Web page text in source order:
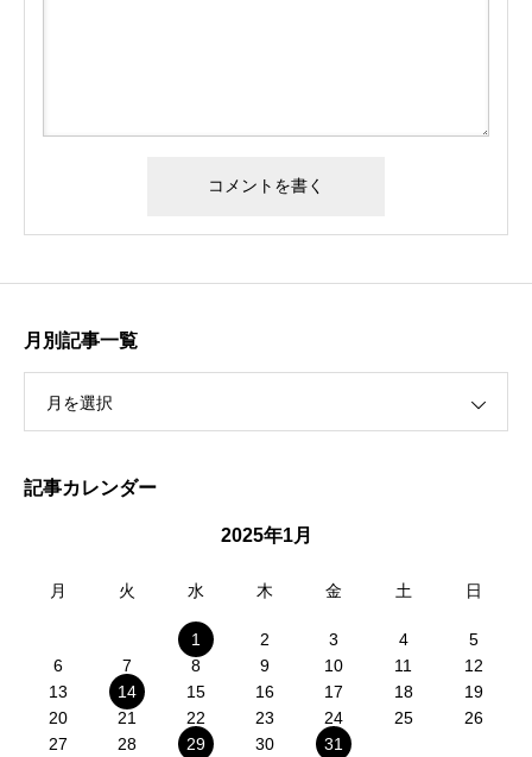
月別記事一覧
月を選択
記事カレンダー
2025年1月
月 火 水 木 金 土 日
1 2 3 4
5
6
7 8 9 10 11
12
13
14 15 16 17 18
19
20
21 22 23 24 25
26
27
28 29 30 31